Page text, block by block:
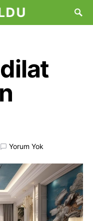
Yorum Yok